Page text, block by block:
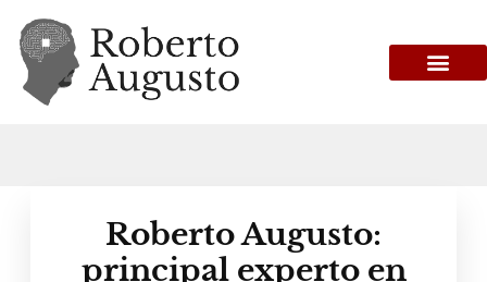
Roberto Augusto:
principal experto en